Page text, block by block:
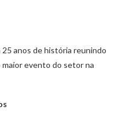
anos de história reunindo
evento do setor na